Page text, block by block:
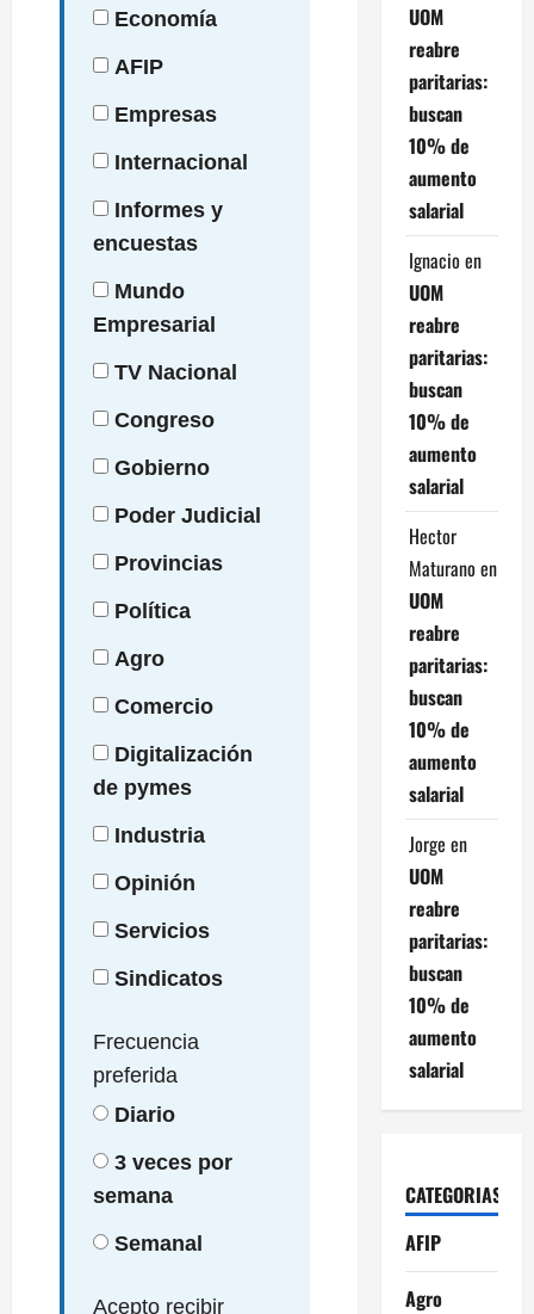
Economía
AFIP
Empresas
Internacional
Informes y
encuestas
Mundo
Empresarial
TV Nacional
Congreso
Gobierno
Poder Judicial
Provincias
Política
Agro
Comercio
Digitalización
de pymes
Industria
Opinión
Servicios
Sindicatos
Frecuencia
preferida
Diario
3 veces por
semana
Semanal
Acepto recibir
UOM
reabre
paritarias:
buscan
10% de
aumento
salarial
Ignacio en
UOM
reabre
paritarias:
buscan
10% de
aumento
salarial
Hector
Maturano en
UOM
reabre
paritarias:
buscan
10% de
aumento
salarial
Jorge en
UOM
reabre
paritarias:
buscan
10% de
aumento
salarial
CATEGORIAS
AFIP
Agro